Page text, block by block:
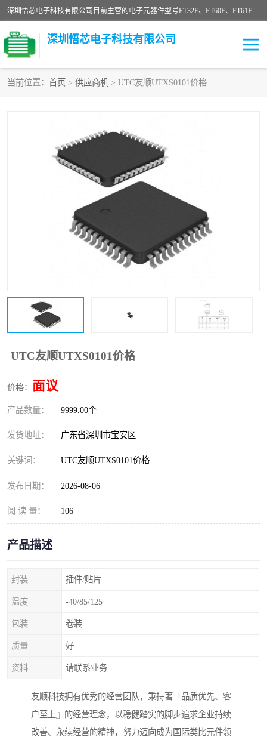
深圳悟芯电子科技有限公司目前主营的电子元器件型号FT32F、FT60F、FT61F、FT62F、FT64F、FT61FC、MCU EEPROM MOS LDO 稳压管 触摸IC DC-DC AC-DC 协议IC等，广泛应用于LED射灯、LED日光灯、等诸多领域。
深圳悟芯电子科技有限公司
当前位置： 首页 > 供应商机 > UTC友顺UTXS0101价格
UTC友顺UTXS0101价格
价格： 面议
产品数量： 9999.00个
发货地址： 广东省深圳市宝安区
关键词： UTC友顺UTXS0101价格
发布日期： 2026-08-06
阅 读 量： 106
产品描述
封装 插件/贴片
温度 -40/85/125
包装 卷装
质量 好
资料 请联系业务
友顺科技拥有优秀的经营团队，秉持著『品质优先、客
户至上』的经营理念，以稳健踏实的脚步追求企业持续
改善、永续经营的精神，努力迈向成为国际类比元件领
FT32F
FT61F
FT61FC
FT61F022
FT61F021